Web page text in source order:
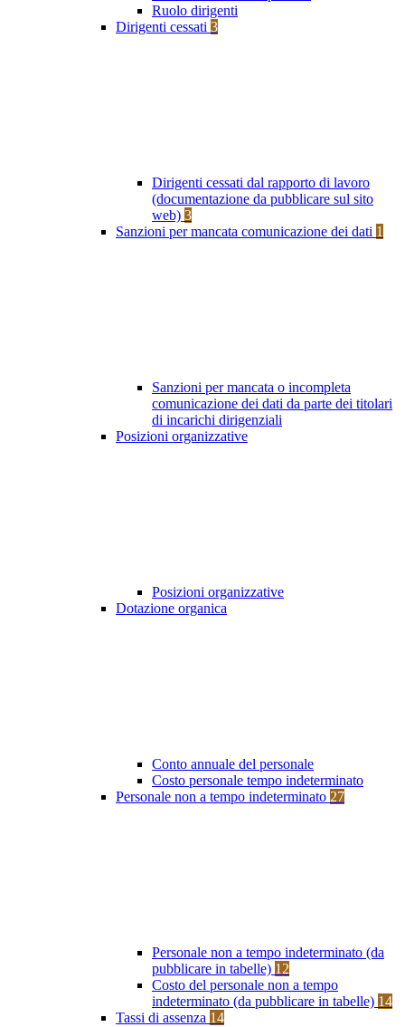
Ruolo dirigenti
Dirigenti cessati 3
Dirigenti cessati dal rapporto di lavoro
(documentazione da pubblicare sul sito
web) 3
Sanzioni per mancata comunicazione dei dati 1
Sanzioni per mancata o incompleta
comunicazione dei dati da parte dei titolari
di incarichi dirigenziali
Posizioni organizzative
Posizioni organizzative
Dotazione organica
Conto annuale del personale
Costo personale tempo indeterminato
Personale non a tempo indeterminato 27
Personale non a tempo indeterminato (da
pubblicare in tabelle) 12
Costo del personale non a tempo
indeterminato (da pubblicare in tabelle) 14
Tassi di assenza 14